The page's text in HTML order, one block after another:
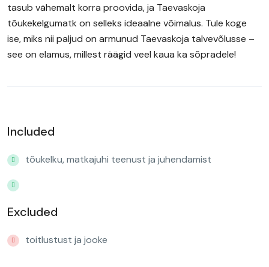
tasub vähemalt korra proovida, ja Taevaskoja
tõukekelgumatk on selleks ideaalne võimalus. Tule koge
ise, miks nii paljud on armunud Taevaskoja talvevõlusse –
see on elamus, millest räägid veel kaua ka sõpradele!
Included
tõukelku, matkajuhi teenust ja juhendamist
Excluded
toitlustust ja jooke